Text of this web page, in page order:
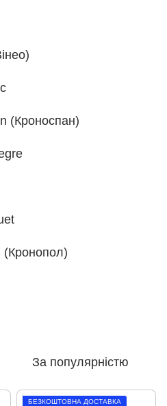
(Кроноспан)
За популярністю
БЕЗКОШТОВНА ДОСТАВКА